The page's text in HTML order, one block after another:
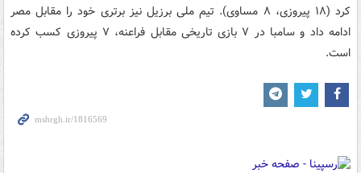
کرد (۱۸ پیروزی، ۸ مساوی). تیم ملی برزیل نیز برتری خود را مقابل مصر
ادامه داد و سامبا در ۷ بازی تاریخی مقابل فراعنه، ۷ پیروزی کسب کرده
است.